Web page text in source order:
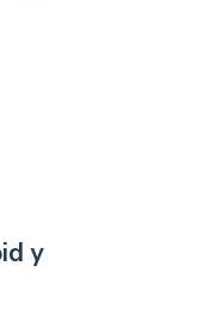
y